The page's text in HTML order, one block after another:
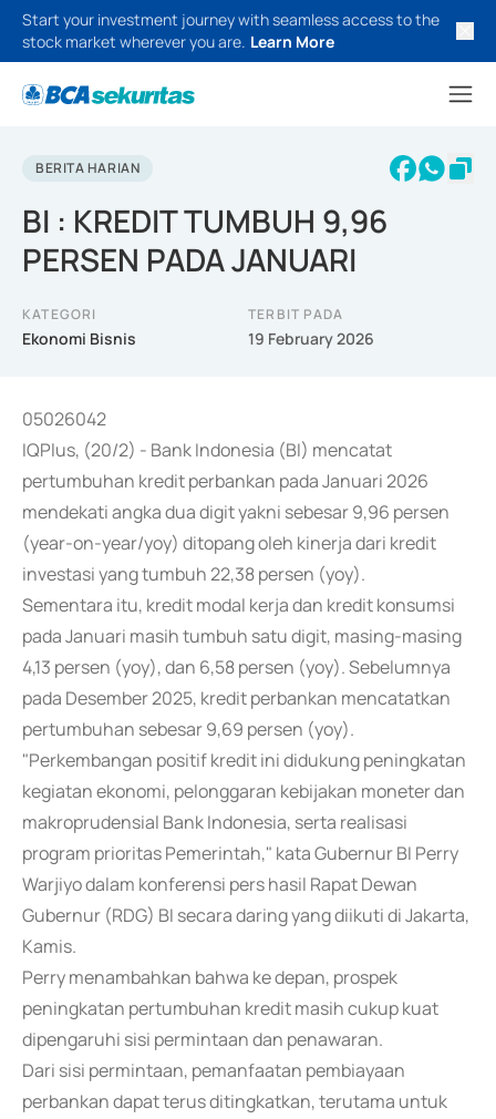
Start your investment journey with seamless access to the
stock market wherever you are. Learn More
BERITA HARIAN
BI : KREDIT TUMBUH 9,96
PERSEN PADA JANUARI
KATEGORI
Ekonomi Bisnis
TERBIT PADA
19 February 2026
05026042
IQPlus, (20/2) - Bank Indonesia (BI) mencatat
pertumbuhan kredit perbankan pada Januari 2026
mendekati angka dua digit yakni sebesar 9,96 persen
(year-on-year/yoy) ditopang oleh kinerja dari kredit
investasi yang tumbuh 22,38 persen (yoy).
Sementara itu, kredit modal kerja dan kredit konsumsi
pada Januari masih tumbuh satu digit, masing-masing
4,13 persen (yoy), dan 6,58 persen (yoy). Sebelumnya
pada Desember 2025, kredit perbankan mencatatkan
pertumbuhan sebesar 9,69 persen (yoy).
"Perkembangan positif kredit ini didukung peningkatan
kegiatan ekonomi, pelonggaran kebijakan moneter dan
makroprudensial Bank Indonesia, serta realisasi
program prioritas Pemerintah," kata Gubernur BI Perry
Warjiyo dalam konferensi pers hasil Rapat Dewan
Gubernur (RDG) BI secara daring yang diikuti di Jakarta,
Kamis.
Perry menambahkan bahwa ke depan, prospek
peningkatan pertumbuhan kredit masih cukup kuat
dipengaruhi sisi permintaan dan penawaran.
Dari sisi permintaan, pemanfaatan pembiayaan
perbankan dapat terus ditingkatkan, terutama untuk